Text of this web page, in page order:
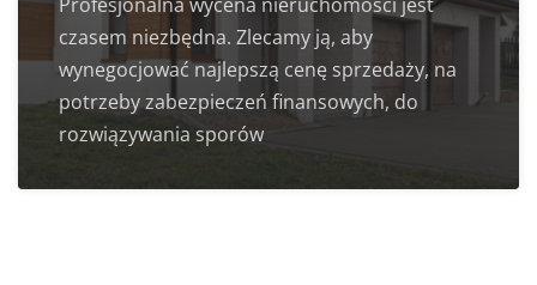
czasem niezbędna. Zlecamy ją, aby
wynegocjować najlepszą cenę sprzedaży, na
potrzeby zabezpieczeń finansowych, do
rozwiązywania sporów